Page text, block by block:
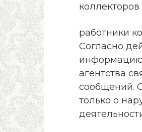
работники
Согласно
информацию
агентства
сообщений.
только о